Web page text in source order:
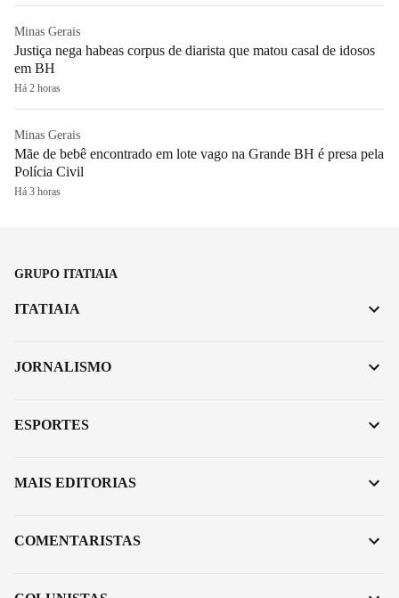
Minas Gerais
Justiça nega habeas corpus de diarista que matou casal de idosos
em BH
Há 2 horas
Minas Gerais
Mãe de bebê encontrado em lote vago na Grande BH é presa pela
Polícia Civil
Há 3 horas
GRUPO ITATIAIA
ITATIAIA
JORNALISMO
ESPORTES
MAIS EDITORIAS
COMENTARISTAS